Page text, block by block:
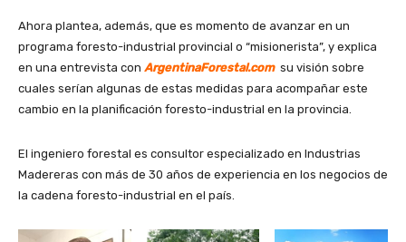
Ahora plantea, además, que es momento de avanzar en un
programa foresto-industrial provincial o “misionerista”, y explica
en una entrevista con ArgentinaForestal.com su visión sobre
cuales serían algunas de estas medidas para acompañar este
cambio en la planificación foresto-industrial en la provincia.
El ingeniero forestal es consultor especializado en Industrias
Madereras con más de 30 años de experiencia en los negocios de
la cadena foresto-industrial en el país.